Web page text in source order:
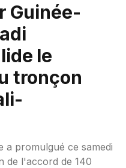
Guinée-
le
tronçon
a promulgué ce samedi
de l'accord de 140